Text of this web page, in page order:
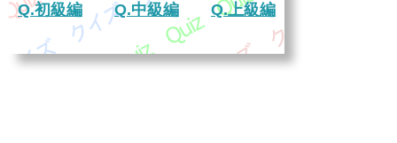
Q.初級編 Q.中級編 Q.上級編